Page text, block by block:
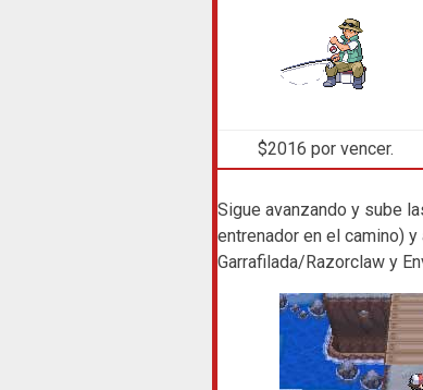
$2016 por vencer.
Sigue avanzando y sube
entrenador en el camino)
Garrafilada/Razorclaw y